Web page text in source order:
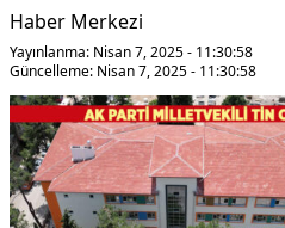
Haber Merkezi
Yayınlanma: Nisan 7, 2025 - 11:30:58
Güncelleme: Nisan 7, 2025 - 11:30:58